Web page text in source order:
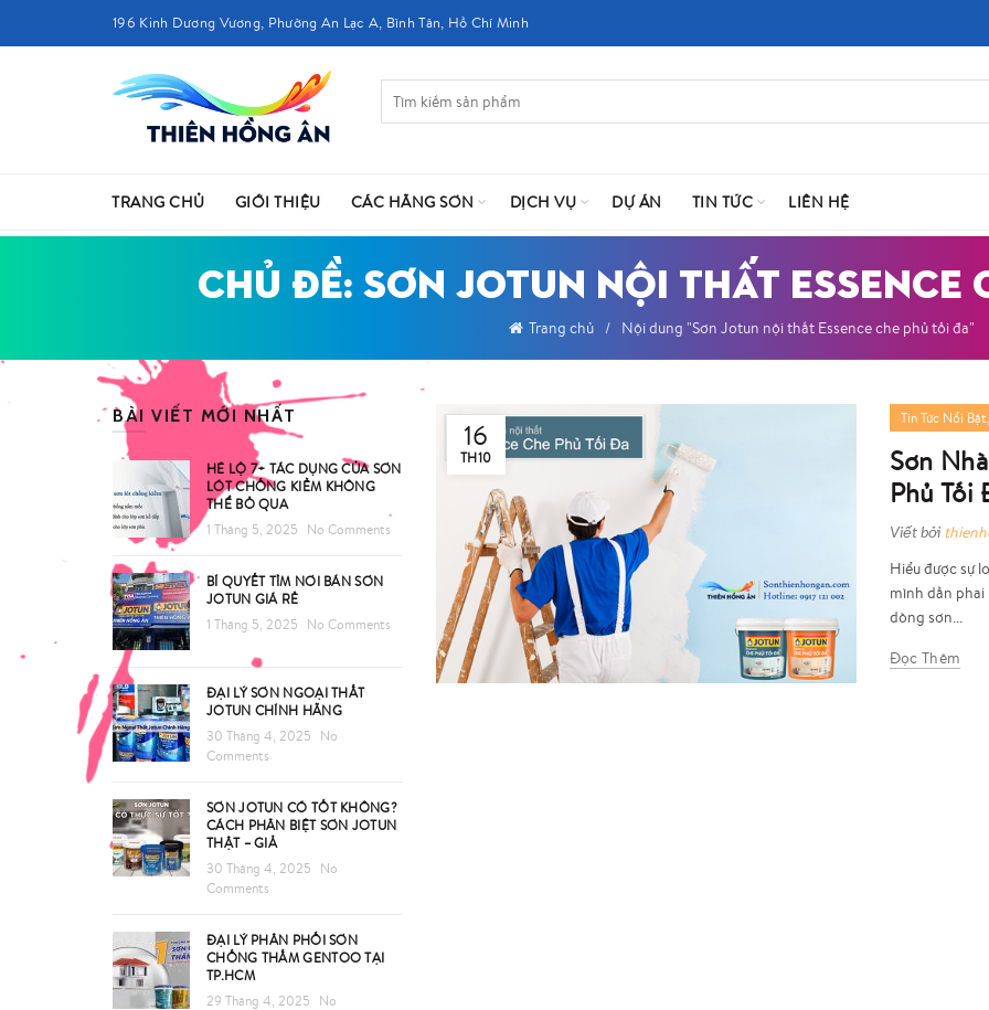
196 Kinh Dương Vương, Phường An Lạc A, Bình Tân, Hồ Chí Minh
TRANG CHỦ GIỚI THIỆU CÁC HÃNG SƠN DỊCH VỤ DỰ ÁN TIN TỨC LIÊN HỆ
CHỦ ĐỀ: SƠN JOTUN NỘI THẤT ESSENCE
Trang chủ Nội dung "Sơn Jotun nội thất Essence che phủ tối đa"
16
TH10
Tin Tức Nổi Bật,
Sơn
Phủ Tối
Viết bởi
Hiểu được sự
mình dần
dòng sơn...
Đọc Thêm
BÀI VIẾT MỚI NHẤT
HÉ LỘ 7+ TÁC DỤNG CỦA SƠN
LÓT CHỐNG KIỀM KHÔNG
THỂ BỎ QUA
1 Tháng 5, 2025
No Comments
BÍ QUYẾT TÌM NƠI BÁN SƠN
JOTUN GIÁ RẺ
1 Tháng 5, 2025
No Comments
ĐẠI LÝ SƠN NGOẠI THẤT
JOTUN CHÍNH HÃNG
30 Tháng 4, 2025
No
Comments
SƠN JOTUN CÓ TỐT KHÔNG?
CÁCH PHÂN BIỆT SƠN JOTUN
THẬT – GIẢ
30 Tháng 4, 2025
No
Comments
ĐẠI LÝ PHÂN PHỐI SƠN
CHỐNG THẤM GENTOO TẠI
TP.HCM
29 Tháng 4, 2025
No